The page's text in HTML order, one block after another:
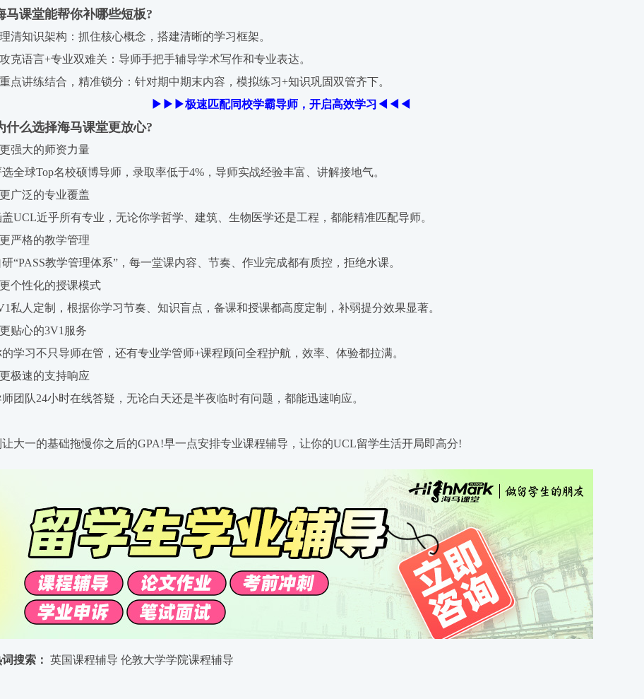
课堂能帮你补哪些短板?
知识架构：抓住核心概念，搭建清晰的学习框架。
语言+专业双难关：导师手把手辅导学术写作和专业表达。
讲练结合，精准锁分：针对期中期末内容，模拟练习+知识巩固双管齐下。
▶▶▶极速匹配同校学霸导师，开启高效学习◀◀◀
么选择海马课堂更放心?
大的师资力量
球Top名校硕博导师，录取率低于4%，导师实战经验丰富、讲解接地气。
泛的专业覆盖
近乎所有专业，无论你学哲学、建筑、生物医学还是工程，都能精准匹配导师。
格的教学管理
教学管理体系”，每一堂课内容、节奏、作业完成都有质控，拒绝水课。
性化的授课模式
人定制，根据你学习节奏、知识盲点，备课和授课都高度定制，补弱提分效果显著。
心的3V1服务
习不只导师在管，还有专业学管师+课程顾问全程护航，效率、体验都拉满。
速的支持响应
队24小时在线答疑，无论白天还是半夜临时有问题，都能迅速响应。
一的基础拖慢你之后的GPA!早一点安排专业课程辅导，让你的UCL留学生活开局即高分!
搜索： 英国课程辅导 伦敦大学学院课程辅导